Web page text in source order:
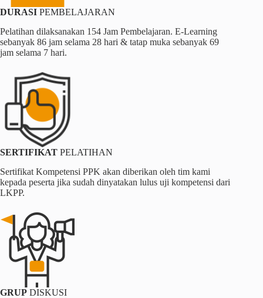
DURASI PEMBELAJARAN
Pelatihan dilaksanakan 154 Jam Pembelajaran. E-Learning
sebanyak 86 jam selama 28 hari & tatap muka sebanyak 69
jam selama 7 hari.
SERTIFIKAT PELATIHAN
Sertifikat Kompetensi PPK akan diberikan oleh tim kami
kepada peserta jika sudah dinyatakan lulus uji kompetensi dari
LKPP.
GRUP DISKUSI